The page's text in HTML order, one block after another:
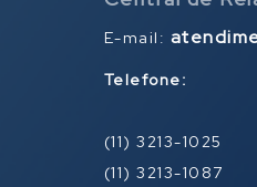
E-mail:
Telefone:
(11) 3213-1025
(11) 3213-1087